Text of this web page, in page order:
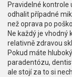
Pravidelné kontrole
odhalit případné
než oprava po
Ne každý je vhodný
relativně zdravou
Pokud máte
paradentózu,
ale stojí za to si